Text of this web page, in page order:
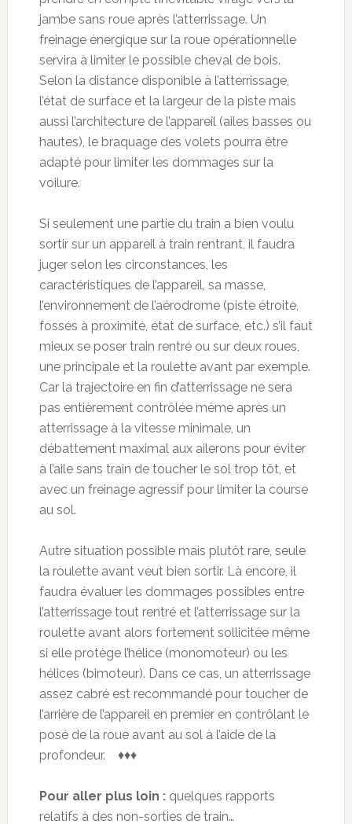
jambe sans roue après l’atterrissage. Un
freinage énergique sur la roue opérationnelle
servira à limiter le possible cheval de bois.
Selon la distance disponible à l’atterrissage,
l’état de surface et la largeur de la piste mais
aussi l’architecture de l’appareil (ailes basses ou
hautes), le braquage des volets pourra être
adapté pour limiter les dommages sur la
voilure.
Si seulement une partie du train a bien voulu
sortir sur un appareil à train rentrant, il faudra
juger selon les circonstances, les
caractéristiques de l’appareil, sa masse,
l’environnement de l’aérodrome (piste étroite,
fossés à proximité, état de surface, etc.) s’il faut
mieux se poser train rentré ou sur deux roues,
une principale et la roulette avant par exemple.
Car la trajectoire en fin d’atterrissage ne sera
pas entièrement contrôlée même après un
atterrissage à la vitesse minimale, un
débattement maximal aux ailerons pour éviter
à l’aile sans train de toucher le sol trop tôt, et
avec un freinage agressif pour limiter la course
au sol.
Autre situation possible mais plutôt rare, seule
la roulette avant veut bien sortir. Là encore, il
faudra évaluer les dommages possibles entre
l’atterrissage tout rentré et l’atterrissage sur la
roulette avant alors fortement sollicitée même
si elle protège l’hélice (monomoteur) ou les
hélices (bimoteur). Dans ce cas, un atterrissage
assez cabré est recommandé pour toucher de
l’arrière de l’appareil en premier en contrôlant le
posé de la roue avant au sol à l’aide de la
profondeur. ♦♦♦
Pour aller plus loin : quelques rapports
relatifs à des non-sorties de train…